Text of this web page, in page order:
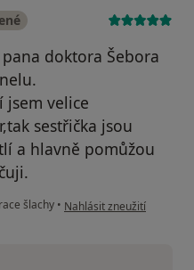
doktora Šebora
jsem velice
sestřička jsou
a hlavně pomůžou
šlachy • podle názoru uživatele
Nahlásit zneužití